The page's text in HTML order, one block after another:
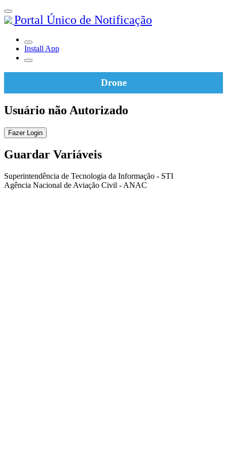
Portal Único de Notificação
Install App
Drone
Usuário não Autorizado
Fazer Login
Guardar Variáveis
Superintendência de Tecnologia da Informação - STI
Agência Nacional de Aviação Civil - ANAC